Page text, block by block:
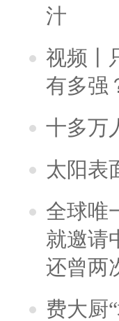
汁
视频丨
有多强
十多万
太阳表
全球唯
就邀请
还曾两
费大厨